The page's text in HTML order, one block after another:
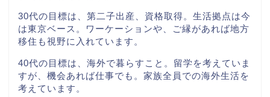
30代の目標は、第二子出産、資格取得。生活拠点は今
は東京ベース。ワーケーションや、ご縁があれば地方
移住も視野に入れています。
40代の目標は、海外で暮らすこと。留学を考えていま
すが、機会あれば仕事でも。家族全員での海外生活を
考えています。